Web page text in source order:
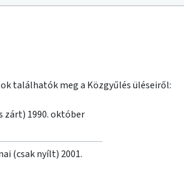
találhatók meg a Közgyűlés üléseiről:
zárt) 1990. október
(csak nyílt) 2001.